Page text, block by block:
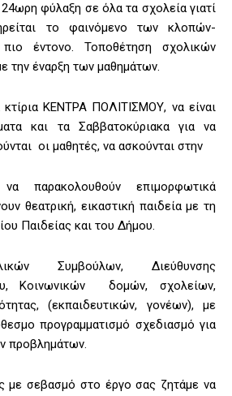
φύλαξη σε όλα τα σχολεία γιατί
το φαινόμενο των κλοπών-
έντονο. Τοποθέτηση σχολικών
την έναρξη των μαθημάτων.
ΚΕΝΤΡΑ ΠΟΛΙΤΙΣΜΟΥ, να είναι
και τα Σαββατοκύριακα για να
οι μαθητές, να ασκούνται στην
παρακολουθούν επιμορφωτικά
θεατρική, εικαστική παιδεία με τη
Παιδείας και του Δήμου.
Συμβούλων, Διεύθυνσης
Κοινωνικών δομών, σχολείων,
(εκπαιδευτικών, γονέων), με
προγραμματισμό σχεδιασμό για
προβλημάτων.
με σεβασμό στο έργο σας ζητάμε να